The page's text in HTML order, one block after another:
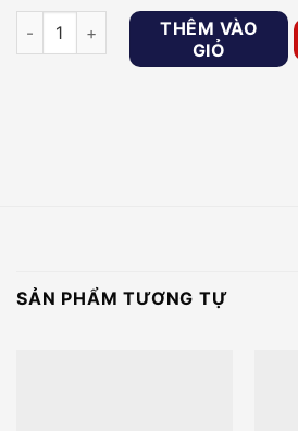
Khóa cửa cho căn hộ cao cấp, nhà
THÊM VÀO
GIỎ
SẢN PHẨM TƯƠNG TỰ